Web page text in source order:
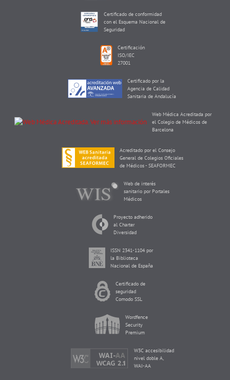
Certificado de conformidad
con el Esquema Nacional de
Seguridad
Certificación
ISO/IEC
27001
Certificado por la
Agencia de Calidad
Sanitaria de Andalucía
Web Médica Acreditada por
el Colegio de Médicos de
Barcelona
Acreditado por el Consejo
General de Colegios Oficiales
de Médicos - SEAFORMEC
Web de interés
sanitario por Portales
Médicos
Proyecto adherido
al Charter
Diversidad
ISSN 2341-1104 por
la Biblioteca
Nacional de España
Certificado de
seguridad
Comodo SSL
Wordfence
Security
Premium
W3C accesibilidad
nivel doble A,
WAI-AA